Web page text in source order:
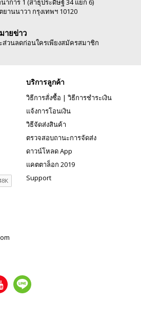
การ 1 (สาธุประดิษฐ์ 34 แยก 6)
ยานนาวา กรุงเทพฯ 10120
ายข่าว
วนลดก่อนใครเพียงสมัครสมาชิก
บริการลูกค้า
วิธีการสั่งซื้อ | วิธีการชำระเงิน
แจ้งการโอนเงิน
วิธีจัดส่งสินค้า
ตรวจสอบถานะการจัดส่ง
ดาวน์โหลด App
แคตตาล็อก 2019
Support